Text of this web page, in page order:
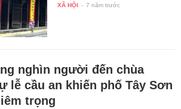
XÃ HỘI - 7 năm trước
nghìn người đến chùa
lễ cầu an khiến phố Tây Sơn
trọng